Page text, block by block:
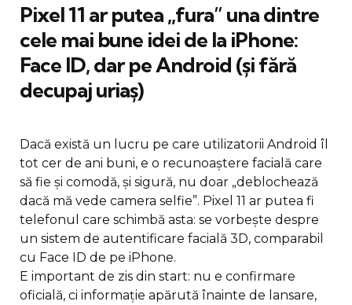
Pixel 11 ar putea „fura” una dintre
cele mai bune idei de la iPhone:
Face ID, dar pe Android (și fără
decupaj uriaș)
Dacă există un lucru pe care utilizatorii Android îl
tot cer de ani buni, e o recunoaștere facială care
să fie și comodă, și sigură, nu doar „deblochează
dacă mă vede camera selfie”. Pixel 11 ar putea fi
telefonul care schimbă asta: se vorbește despre
un sistem de autentificare facială 3D, comparabil
cu Face ID de pe iPhone.
E important de zis din start: nu e confirmare
oficială, ci informație apărută înainte de lansare,